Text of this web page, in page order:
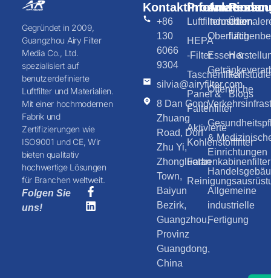
Gegründet in 2009,
Guangzhou Airy Filter
Media Co., Ltd.
spezialisiert auf
benutzerdefinierte
Luftfilter und Materialien.
Mit einer hochmodernen
Fabrik und
Zertifizierungen wie
ISO9001 und CE, Wir
bieten qualitativ
hochwertige Lösungen
für Branchen weltweit.
Folgen Sie
uns!
Produkte
Luftfiltermedien
HEPA
-Filter
Taschenfilter
Panel &
Faltenfilter
Aktivierte
Kohlenstofffilter
Farbenkabinenfilter
Essen &
Öffentliche
&
Einrichtungen
Allgemeine
industrielle
Fertigung
Über
luftig
Blogs
Kontaktinformationen
+86
130
6066
9304
silvia@airyfilter.com
8 Dan Gong
Zhuang
Road, Dorf
Zhu Yi,
Zhongluotan
Town,
Baiyun
Bezirk,
Guangzhou,
Provinz
Guangdong,
China